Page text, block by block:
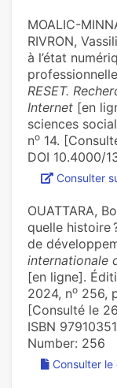
MOALIC-
RIVRON,
à l’état
RESET.
Internet [en
sciences
no 14.
DOI 10.4000/
Consulter
OUATTARA,
quelle histoire
de
internationale
[en ligne].
2024, no 256,
[Consulté le
ISBN
Number: 256
Consulter